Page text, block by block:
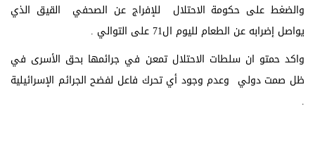
والضغط على حكومة الاحتلال للإفراج عن الصحفي القيق الذي
يواصل إضرابه عن الطعام لليوم ال71 على التوالي .
واكد حمتو ان سلطات الاحتلال تمعن في جرائمها بحق الأسرى في
ظل صمت دولي وعدم وجود أي تحرك فاعل لفضح الجرائم الإسرائيلية
.